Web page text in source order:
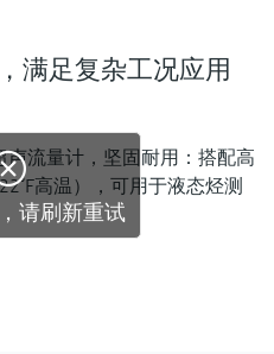
满足复杂工况应用
流量计，坚固耐用：搭配高
高温），可用于液态烃测